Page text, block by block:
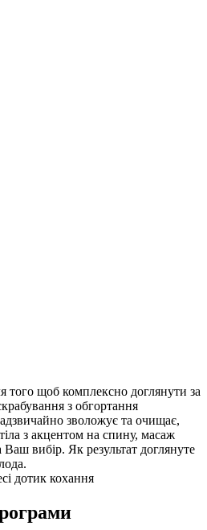
того щоб комплексно доглянути за
з обгортання
зволожує та очищає,
з акцентом на спину, масаж
вибір. Як результат доглянуте